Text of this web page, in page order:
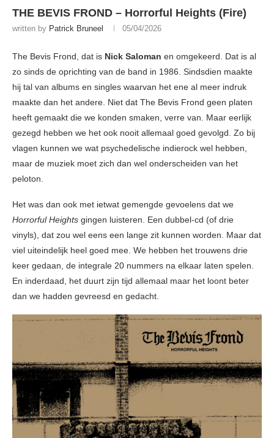
THE BEVIS FROND – Horrorful Heights (Fire)
written by Patrick Bruneel 05/04/2026
The Bevis Frond, dat is Nick Saloman en omgekeerd. Dat is al
zo sinds de oprichting van de band in 1986. Sindsdien maakte
hij tal van albums en singles waarvan het ene al meer indruk
maakte dan het andere. Niet dat The Bevis Frond geen platen
heeft gemaakt die we konden smaken, verre van. Maar eerlijk
gezegd hebben we het ook nooit allemaal goed gevolgd. Zo bij
vlagen kunnen we wat psychedelische indierock wel hebben,
maar de muziek moet zich dan wel onderscheiden van het
peloton.
Het was dan ook met ietwat gemengde gevoelens dat we
Horrorful Heights gingen luisteren. Een dubbel-cd (of drie
vinyls), dat zou wel eens een lange zit kunnen worden. Maar dat
viel uiteindelijk heel goed mee. We hebben het trouwens drie
keer gedaan, de integrale 20 nummers na elkaar laten spelen.
En inderdaad, het duurt zijn tijd allemaal maar het loont beter
dan we hadden gevreesd en gedacht.